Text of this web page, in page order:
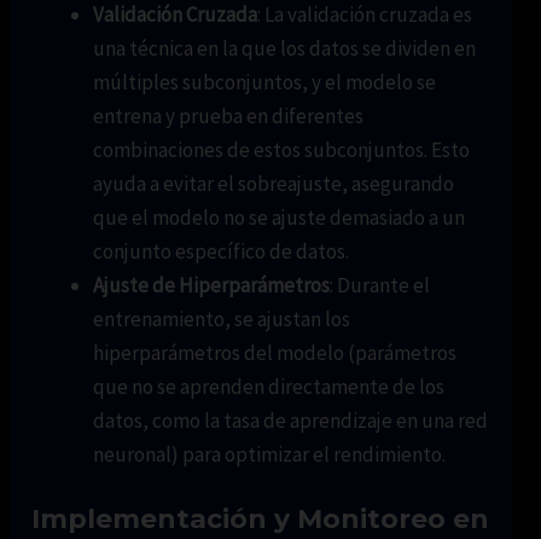
Validación Cruzada: La validación cruzada es
una técnica en la que los datos se dividen en
múltiples subconjuntos, y el modelo se
entrena y prueba en diferentes
combinaciones de estos subconjuntos. Esto
ayuda a evitar el sobreajuste, asegurando
que el modelo no se ajuste demasiado a un
conjunto específico de datos.
Ajuste de Hiperparámetros: Durante el
entrenamiento, se ajustan los
hiperparámetros del modelo (parámetros
que no se aprenden directamente de los
datos, como la tasa de aprendizaje en una red
neuronal) para optimizar el rendimiento.
Implementación y Monitoreo en